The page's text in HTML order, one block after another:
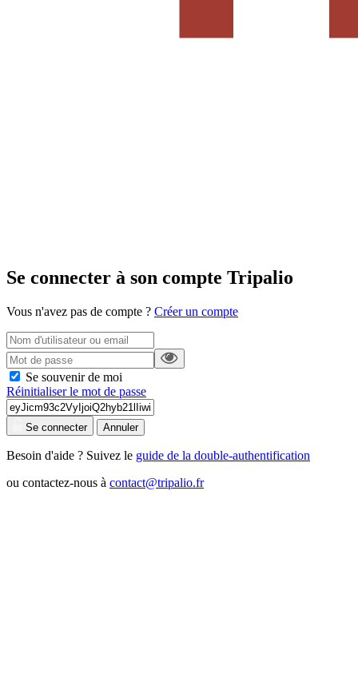
Se connecter à son compte Tripalio
Vous n'avez pas de compte ? Créer un compte
Se souvenir de moi
Réinitialiser le mot de passe
Se connecter Annuler
Besoin d'aide ? Suivez le guide de la double-authentification
ou contactez-nous à contact@tripalio.fr